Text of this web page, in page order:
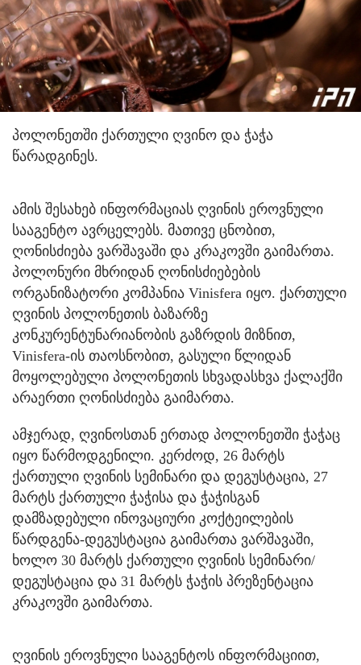
პოლონეთში ქართული ღვინო და ჭაჭა
წარადგინეს.
ამის შესახებ ინფორმაციას ღვინის ეროვნული
სააგენტო ავრცელებს. მათივე ცნობით,
ღონისძიება ვარშავაში და კრაკოვში გაიმართა.
პოლონური მხრიდან ღონისძიებების
ორგანიზატორი კომპანია Vinisfera იყო. ქართული
ღვინის პოლონეთის ბაზარზე
კონკურენტუნარიანობის გაზრდის მიზნით,
Vinisfera-ის თაოსნობით, გასული წლიდან
მოყოლებული პოლონეთის სხვადასხვა ქალაქში
არაერთი ღონისძიება გაიმართა.
ამჯერად, ღვინოსთან ერთად პოლონეთში ჭაჭაც
იყო წარმოდგენილი. კერძოდ, 26 მარტს
ქართული ღვინის სემინარი და დეგუსტაცია, 27
მარტს ქართული ჭაჭისა და ჭაჭისგან
დამზადებული ინოვაციური კოქტეილების
წარდგენა-დეგუსტაცია გაიმართა ვარშავაში,
ხოლო 30 მარტს ქართული ღვინის სემინარი/
დეგუსტაცია და 31 მარტს ჭაჭის პრეზენტაცია
კრაკოვში გაიმართა.
ღვინის ეროვნული სააგენტოს ინფორმაციით,